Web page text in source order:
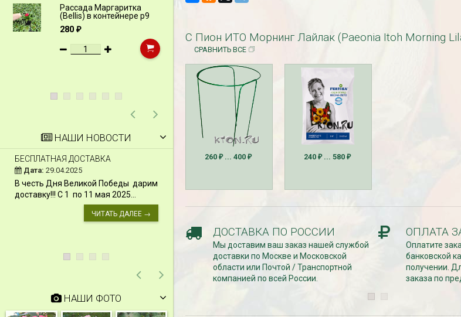
Рассада Маргаритка
(Bellis) в контейнере p9
280₽
340 ₽
p9
НАШИ НОВОСТИ
БЕСПЛАТНАЯ ДОСТАВКА
Дата: 29.04.2025
В честь Дня Великой Победы дарим
доставку!!! С 1 по 11 мая 2025...
ЧИТАТЬ ДАЛЕЕ →
СКИДКИ 15 % НА ДУГИ, ЗАБОРЫ,
Скидки 15% !!! При заказе товаров на
ЧИТАТЬ ДАЛЕЕ →
10...
НАШИ ФОТО
С Пион ИТО Морнинг Лайлак (Paeonia Itoh Morning
СРАВНИТЬ ВСЕ
260₽... 400₽ 240₽... 580₽
ДОСТАВКА ПО РОССИИ
Мы доставим ваш заказ нашей службой
доставки по Москве и Московской
области или Почтой / Транспортной
компанией по всей России.
ОПЛАТА
Оплатите
банковской
получении.
заказа по